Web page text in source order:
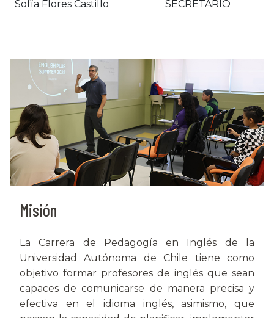
Sofía Flores Castillo SECRETARIO
Misión
La Carrera de Pedagogía en Inglés de la
Universidad Autónoma de Chile tiene como
objetivo formar profesores de inglés que sean
capaces de comunicarse de manera precisa y
efectiva en el idioma inglés, asimismo, que